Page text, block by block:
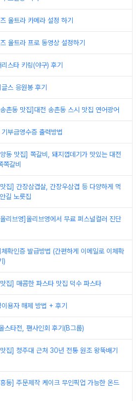
울트라 카메라 설정 하기
울트라 프로 동영상 설정하기
스타 키링(야구) 후기
스 응원봉 후기
촌동 맛집]대전 송촌동 스시 맛집 연어광어
부금영수증 출력방법
동 맛집] 쪽갈비, 돼지껍데기가 맛있는 대전
쪽갈비
집] 간장삼겹살, 간장우삼겹 등 다양하게 먹
길 노릇집
리브영]올리브영에서 무료 퍼스널컬러 진단
확인증 발급방법 (간편하게 이메일로 이체확
)
집] 매콤한 파스타 맛집 덕수 파스타
용자 해제 방법 + 후기
타전, 팬사인회 후기(B그룹)
집] 청주대 근처 30년 전통 원조 왕뚝배기
동] 주문제작 케이크 무인픽업 가능한 온드